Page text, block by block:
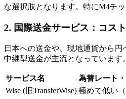
な選択肢となります。特にM4チ
2. 国際送金サービス：コス
日本への送金や、現地通貨から
中継型送金が主流となっています。
サービス名 為替レート
Wise (旧TransferWise) 極めて低い